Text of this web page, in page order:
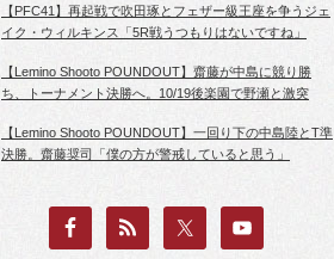
【PFC41】再起戦で吹田琢とフェザー級王座を争うジェ
イク・ウィルキンス「5R戦うつもりはないですね」
【Lemino Shooto POUNDOUT】齋藤が中島に競り勝
ち、トーナメント決勝へ。10/19後楽園で野瀬と激突
【Lemino Shooto POUNDOUT】一回り下の中島陸とT準
決勝。齋藤奨司「僕の方が警戒していると思う」